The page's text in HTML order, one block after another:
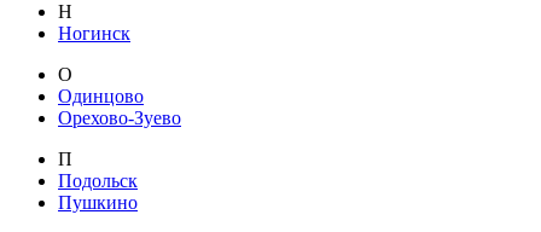
Н
Ногинск
О
Одинцово
Орехово-Зуево
П
Подольск
Пушкино